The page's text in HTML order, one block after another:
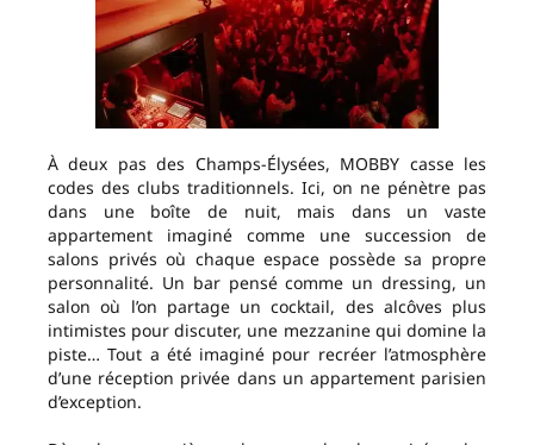
À deux pas des Champs-Élysées, MOBBY casse les
codes des clubs traditionnels. Ici, on ne pénètre pas
dans une boîte de nuit, mais dans un vaste
appartement imaginé comme une succession de
salons privés où chaque espace possède sa propre
personnalité. Un bar pensé comme un dressing, un
salon où l’on partage un cocktail, des alcôves plus
intimistes pour discuter, une mezzanine qui domine la
piste… Tout a été imaginé pour recréer l’atmosphère
d’une réception privée dans un appartement parisien
d’exception.